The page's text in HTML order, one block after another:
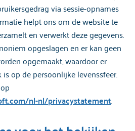
via sessie-opnames
helpt ons om de website te
en verwerkt deze gegevens.
opgeslagen en er kan geen
opgemaakt, waardoor er
op de persoonlijke levenssfeer.
nl-nl/privacystatement.